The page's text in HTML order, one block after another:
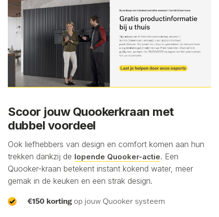
Scoor jouw Quookerkraan met
dubbel voordeel
Ook liefhebbers van design en comfort komen aan hun
trekken dankzij de lopende Quooker-actie. Een
Quooker-kraan betekent instant kokend water, meer
gemak in de keuken en een strak design.
€150 kortingop jouw Quooker systeem